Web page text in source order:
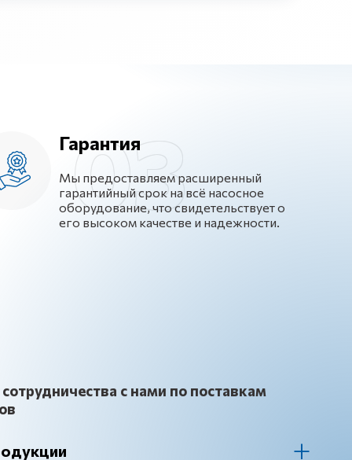
Гарантия
Мы предоставляем расширенный
гарантийный срок на всё насосное
оборудование, что свидетельствует о
его высоком качестве и надежности.
с нами по поставкам